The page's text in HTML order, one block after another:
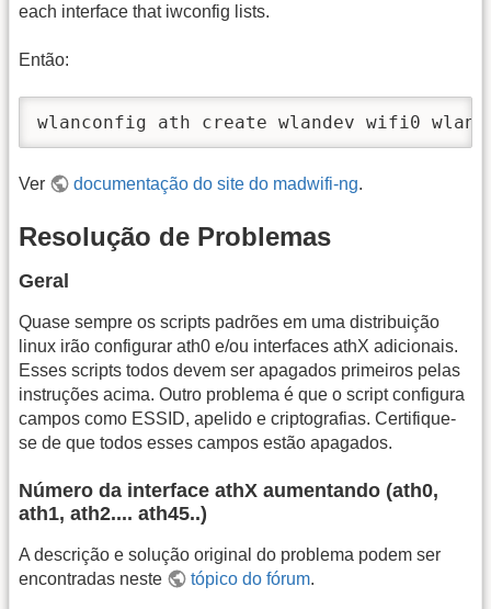
each interface that iwconfig lists.
Então:
wlanconfig ath create wlandev wifi0
Ver documentação do site do madwifi-ng.
Resolução de Problemas
Geral
Quase sempre os scripts padrões em uma distribuição
linux irão configurar ath0 e/ou interfaces athX adicionais.
Esses scripts todos devem ser apagados primeiros pelas
instruções acima. Outro problema é que o script configura
campos como ESSID, apelido e criptografias. Certifique-
se de que todos esses campos estão apagados.
Número da interface athX aumentando (ath0,
ath1, ath2.... ath45..)
A descrição e solução original do problema podem ser
encontradas neste
tópico do fórum.